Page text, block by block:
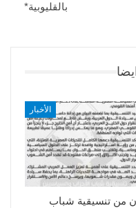
بالقليوبية*
الأخبار
من تنسيقية شباب